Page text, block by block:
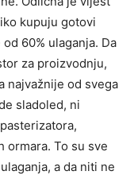
kupuju gotovi
60% ulaganja. Da
za proizvodnju,
najvažnije od svega
sladoled, ni
ormara. To su sve
a da niti ne